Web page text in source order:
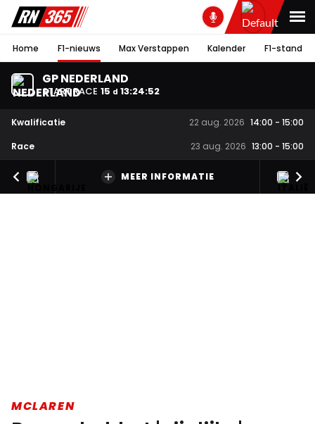
Home F1-nieuws Max Verstappen Kalender F1-stand
GP NEDERLAND
START RACE 15 d 13:24:51
Kwalificatie 22 aug. 2026 14:00 - 15:00
Race
23 aug. 2026 13:00 - 15:00
MEER INFORMATIE
MCLAREN